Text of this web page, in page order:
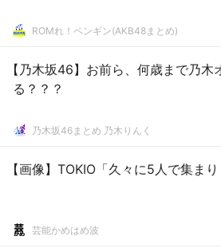
ROMれ！ペンギン(AKB48まとめ)
【乃木坂46】お前ら、何歳まで乃木
る？？？
乃木坂46まとめ 乃木りんく
【画像】TOKIO「久々に5人で集まり
芸能かめはめ波